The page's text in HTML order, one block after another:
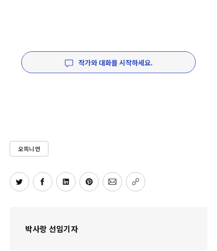
작가와 대화를 시작하세요.
오피니언
박사랑 선임기자